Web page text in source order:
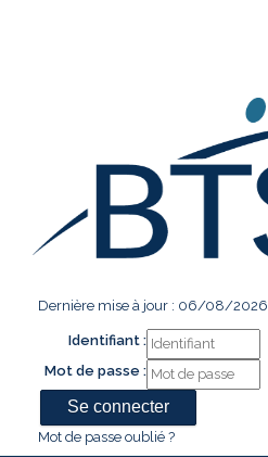
Dernière mise à jour : 06/08/2026
Identifiant :
Mot de passe :
Mot de passe oublié ?